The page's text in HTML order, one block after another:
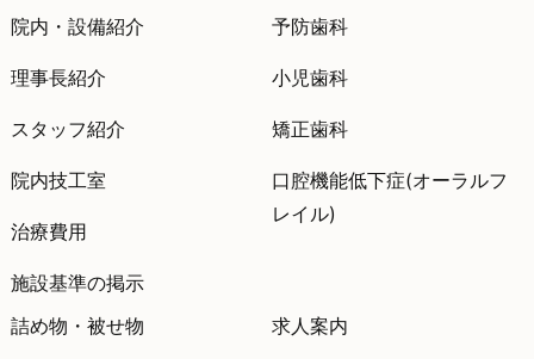
院内・設備紹介
理事長紹介
スタッフ紹介
院内技工室
治療費用
施設基準の掲示
予防歯科
小児歯科
矯正歯科
口腔機能低下症(オーラルフ
レイル)
詰め物・被せ物 求人案内